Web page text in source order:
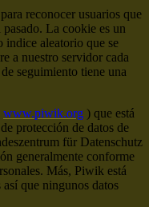
reconocer usuarios que
La cookie es un
indice aleatorio que se
a nuestro servidor cada
seguimiento tiene una
www.piwik.org ) que está
protección de datos de
für Datenschutz
generalmente conforme
Más, Piwik está
que ningunos datos